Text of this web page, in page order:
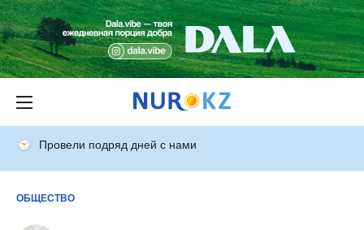
Провели подряд дней с нами
ОБЩЕСТВО